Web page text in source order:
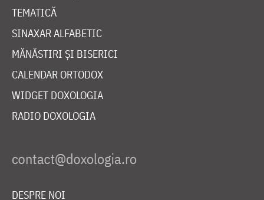
TEMATICĂ
SINAXAR ALFABETIC
MĂNĂSTIRI ȘI BISERICI
CALENDAR ORTODOX
WIDGET DOXOLOGIA
RADIO DOXOLOGIA
DESPRE NOI